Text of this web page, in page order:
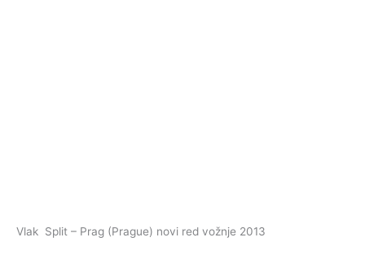
Vlak Split – Prag (Prague) novi red vožnje 2013